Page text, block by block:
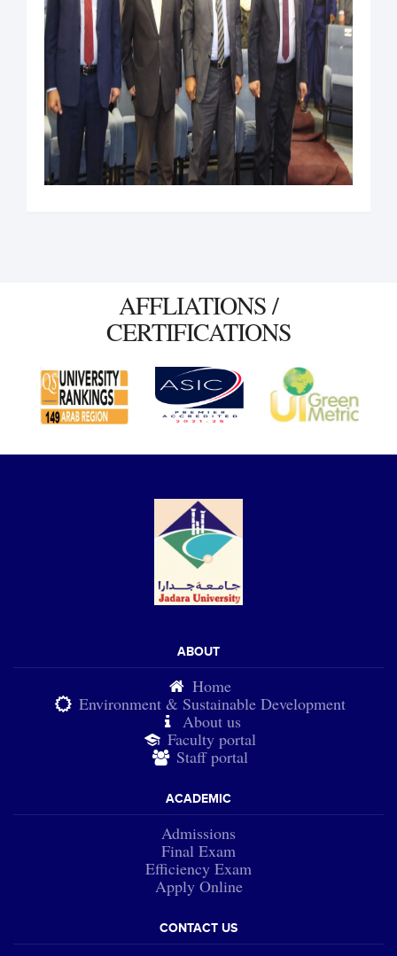
AFFLIATIONS /
CERTIFICATIONS
ABOUT
Home
Environment & Sustainable Development
About us
Faculty portal
Staff portal
ACADEMIC
Admissions
Final Exam
Efficiency Exam
Apply Online
CONTACT US